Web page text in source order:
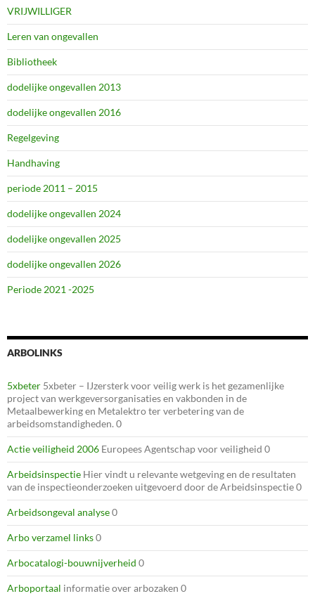
VRIJWILLIGER
Leren van ongevallen
Bibliotheek
dodelijke ongevallen 2013
dodelijke ongevallen 2016
Regelgeving
Handhaving
periode 2011 – 2015
dodelijke ongevallen 2024
dodelijke ongevallen 2025
dodelijke ongevallen 2026
Periode 2021 -2025
ARBOLINKS
5xbeter 5xbeter – IJzersterk voor veilig werk is het gezamenlijke
project van werkgeversorganisaties en vakbonden in de
Metaalbewerking en Metalektro ter verbetering van de
arbeidsomstandigheden. 0
Actie veiligheid 2006 Europees Agentschap voor veiligheid 0
Arbeidsinspectie Hier vindt u relevante wetgeving en de resultaten
van de inspectieonderzoeken uitgevoerd door de Arbeidsinspectie 0
Arbeidsongeval analyse0
Arbo verzamel links0
Arbocatalogi-bouwnijverheid 0
Arboportaal informatie over arbozaken 0